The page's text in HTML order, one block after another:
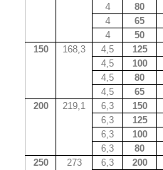
4
80
4
65
4
50
150
168,3 4,5 125
4,5
100
4,5
80
4,5
65
200
219,1 6,3 150
6,3
125
6,3
100
6,3
80
250
273 6,3 200